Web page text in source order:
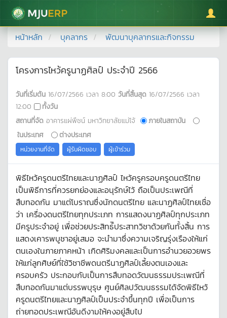
มหาวิทยาลัยแม่โจ้
หน้าหลัก บุคลากร พัฒนาบุคลากรและกิจกรรม
โครงการไหว้ครูนาฏศิลป์ ประจำปี 2566
วันที่เริ่มต้น 16/07/2566 เวลา 8:00 วันที่สิ้นสุด 16/07/2566 เวลา
12:00
ทั้งวัน
สถานที่จัด อาคารแผ่พืชน์ มหาวิทยาลัยแม่โจ้
ภายในสถาบัน
ในประเทศ
ต่างประเทศ
หน่วยงานที่จัด ผู้รับผิดชอบ ผู้เข้าร่วม
พิธีไหว้ครูดนตรีไทยและนาฏศิลป์ ไหว้ครูครอบครูดนตรีไทย
เป็นพิธีการที่ควรยกย่องและอนุรักษ์ไว้ ถือเป็นประเพณีที่
สืบทอดกัน มาแต่โบราณซึ่งนักดนตรีไทย และนาฏศิลป์ไทยเชื่อ
ว่า เครื่องดนตรีไทยทุกประเภท การแสดงนาฏศิลป์ทุกประเภท
มีครูประจำอยู่ เพื่อช่วยประสิทธ์ิประสาทวิชาด้วยกันทั้งสิ้น การ
แสดงเคารพบูชาอยู่เสมอ จะนำมาซึ่งความเจริญรุ่งเรืองให้แก่
ตนเองในภายภาคหน้า เกิดศิริมงคลและเป็นการอำนวยอวยพร
ให้แก่ลูกศิษย์ที่ใช้วิชาชีพดนตรีนาฏศิลป์เลี้ยงตนเองและ
ครอบครัว ประกอบกับเป็นการสืบทอดวัฒนธรรมประเพณีที่
สืบทอดกันมาแต่บรรพบุรุษ ศูนย์ศิลปวัฒนธรรมได้จัดพิธีไหว้
ครูดนตรีไทยและนาฏศิลป์เป็นประจำขึ้นทุกปี เพื่อเป็นการ
ถ่ายทอดประเพณีอันดีงามให้คงอยู่สืบไป